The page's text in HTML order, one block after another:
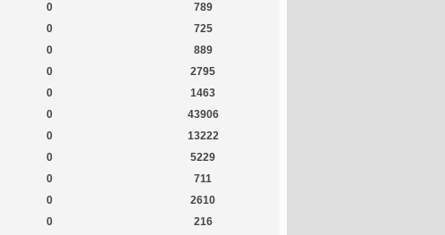
0
789
0
725
0
889
0
2795
0
1463
0
43906
0
13222
0
5229
0
711
0
2610
0
216